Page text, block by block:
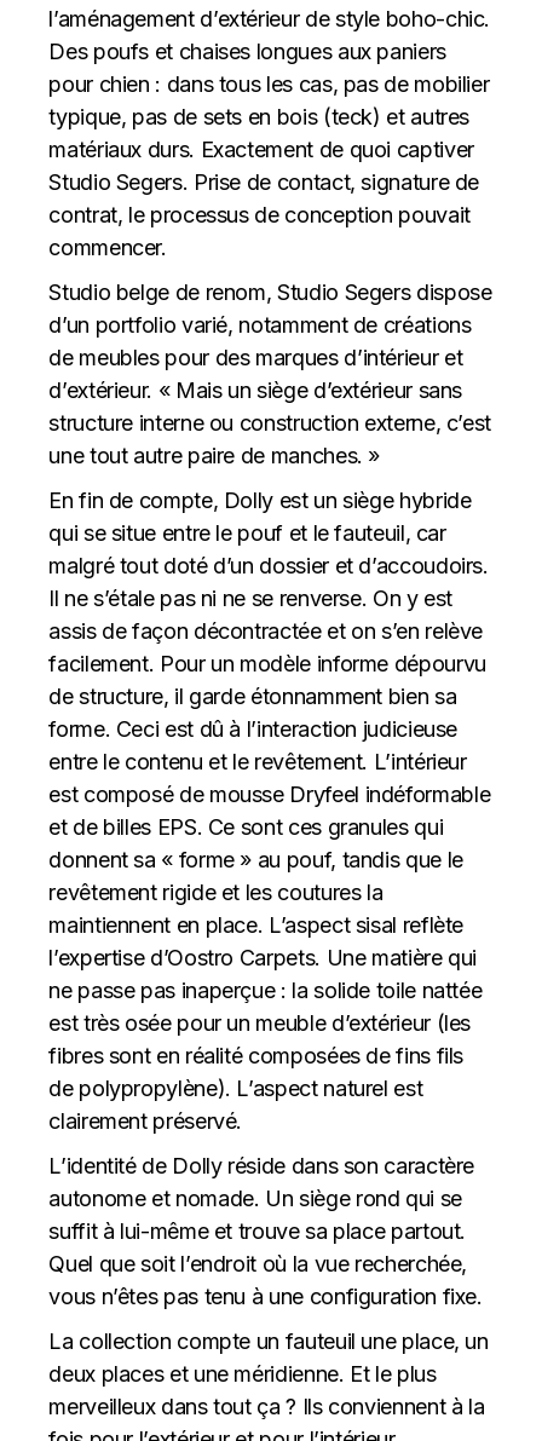
l’aménagement d’extérieur de style boho-chic.
Des poufs et chaises longues aux paniers
pour chien : dans tous les cas, pas de mobilier
typique, pas de sets en bois (teck) et autres
matériaux durs. Exactement de quoi captiver
Studio Segers. Prise de contact, signature de
contrat, le processus de conception pouvait
commencer.
Studio belge de renom, Studio Segers dispose
d’un portfolio varié, notamment de créations
de meubles pour des marques d’intérieur et
d’extérieur. « Mais un siège d’extérieur sans
structure interne ou construction externe, c’est
une tout autre paire de manches. »
En fin de compte, Dolly est un siège hybride
qui se situe entre le pouf et le fauteuil, car
malgré tout doté d’un dossier et d’accoudoirs.
Il ne s’étale pas ni ne se renverse. On y est
assis de façon décontractée et on s’en relève
facilement. Pour un modèle informe dépourvu
de structure, il garde étonnamment bien sa
forme. Ceci est dû à l’interaction judicieuse
entre le contenu et le revêtement. L’intérieur
est composé de mousse Dryfeel indéformable
et de billes EPS. Ce sont ces granules qui
donnent sa « forme » au pouf, tandis que le
revêtement rigide et les coutures la
maintiennent en place. L’aspect sisal reflète
l’expertise d’Oostro Carpets. Une matière qui
ne passe pas inaperçue : la solide toile nattée
est très osée pour un meuble d’extérieur (les
fibres sont en réalité composées de fins fils
de polypropylène). L’aspect naturel est
clairement préservé.
L’identité de Dolly réside dans son caractère
autonome et nomade. Un siège rond qui se
suffit à lui-même et trouve sa place partout.
Quel que soit l’endroit où la vue recherchée,
vous n’êtes pas tenu à une configuration fixe.
La collection compte un fauteuil une place, un
deux places et une méridienne. Et le plus
merveilleux dans tout ça ? Ils conviennent à la